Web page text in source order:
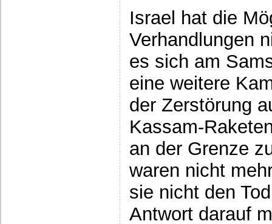
Israel hat die
Verhandlungen
es sich am
eine weitere
der Zerstörung
Kassam-
an der Grenze
waren nicht
sie nicht den
Antwort darauf